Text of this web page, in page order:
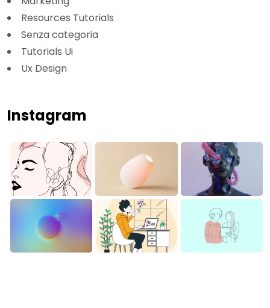
Resources Tutorials
Senza categoria
Tutorials Ui
Ux Design
Instagram